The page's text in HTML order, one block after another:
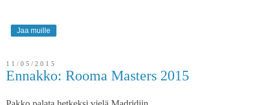
Jaa muille
11/05/2015
Ennakko: Rooma Masters 2015